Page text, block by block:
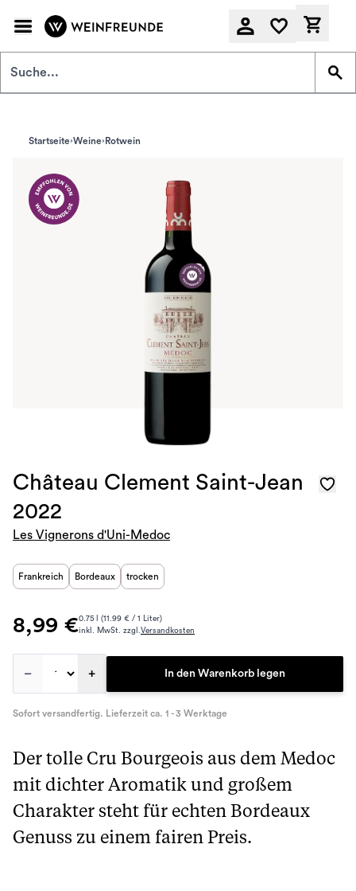
Startseite Weine Rotwein
Château Clement Saint-Jean
2022
Les Vignerons d'Uni-Medoc
Frankreich Bordeaux trocken
8,99 €0.75 l (11.99 € / 1 Liter)
inkl. MwSt. zzgl.Versandkosten
– + In den Warenkorb legen
Sofort versandfertig. Lieferzeit ca. 1 - 3 Werktage
Der tolle Cru Bourgeois aus dem Medoc
mit dichter Aromatik und großem
Charakter steht für echten Bordeaux
Genuss zu einem fairen Preis.